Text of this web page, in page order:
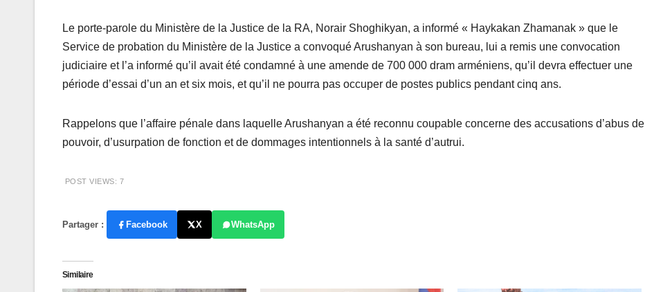
Le porte-parole du Ministère de la Justice de la RA, Norair Shoghikyan, a informé « Haykakan Zhamanak » que le
Service de probation du Ministère de la Justice a convoqué Arushanyan à son bureau, lui a remis une convocation
judiciaire et l’a informé qu’il avait été condamné à une amende de 700 000 dram arméniens, qu’il devra effectuer une
période d’essai d’un an et six mois, et qu’il ne pourra pas occuper de postes publics pendant cinq ans.
Rappelons que l’affaire pénale dans laquelle Arushanyan a été reconnu coupable concerne des accusations d’abus de
pouvoir, d’usurpation de fonction et de dommages intentionnels à la santé d’autrui.
POST VIEWS: 7
Partager : Facebook X WhatsApp
Similaire